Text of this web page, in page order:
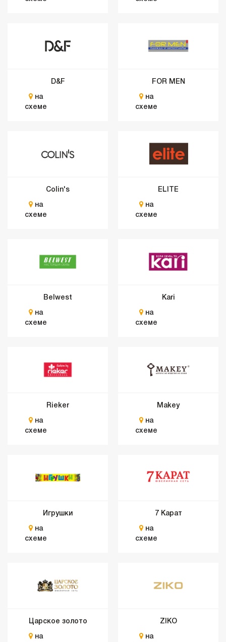
D&F
на
схеме
FOR MEN
на
схеме
Colin's
на
схеме
ELITE
на
схеме
Belwest
на
схеме
Kari
на
схеме
Rieker
на
схеме
Makey
на
схеме
Игрушки
на
схеме
7 Карат
на
схеме
Царское золото
на
ZIKO
на